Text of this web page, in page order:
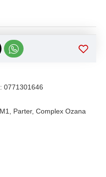
0771301646
Parter, Complex Ozana